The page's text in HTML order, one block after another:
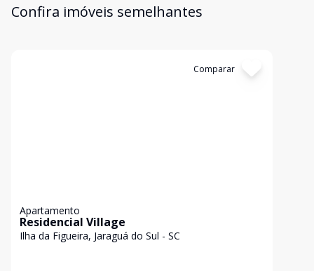
Confira imóveis semelhantes
Comparar
Apartamento
Residencial Village
Ilha da Figueira, Jaraguá do Sul - SC